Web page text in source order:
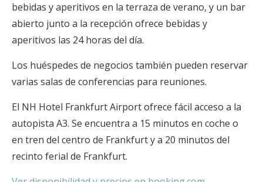
bebidas y aperitivos en la terraza de verano, y un bar
abierto junto a la recepción ofrece bebidas y
aperitivos las 24 horas del día.
Los huéspedes de negocios también pueden reservar
varias salas de conferencias para reuniones.
El NH Hotel Frankfurt Airport ofrece fácil acceso a la
autopista A3. Se encuentra a 15 minutos en coche o
en tren del centro de Frankfurt y a 20 minutos del
recinto ferial de Frankfurt.